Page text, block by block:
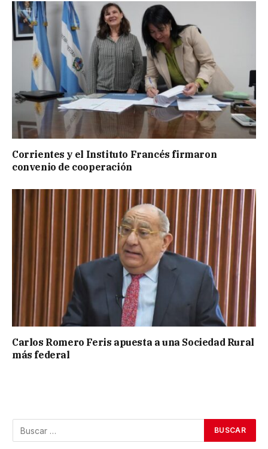
Corrientes y el Instituto Francés firmaron
convenio de cooperación
Carlos Romero Feris apuesta a una Sociedad Rural
más federal